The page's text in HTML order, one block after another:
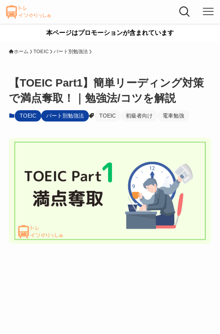
本ページはプロモーションが含まれています
ホーム TOEIC パート別勉強法
【TOEIC Part1】簡単リーディング対策
で満点奪取！｜勉強法/コツを解説
TOEIC パート別勉強法 TOEIC 初級者向け 電車勉強